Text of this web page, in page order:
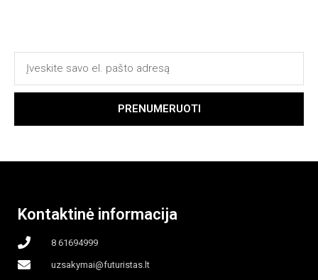
PRENUMERUOTI
Kontaktinė informacija
8 61694999
uzsakymai@futuristas.lt